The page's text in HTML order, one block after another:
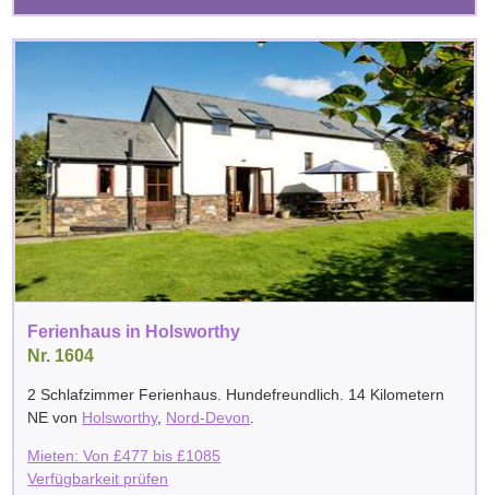
Ferienhaus in Holsworthy
Nr. 1604
2 Schlafzimmer Ferienhaus. Hundefreundlich. 14 Kilometern
NE von Holsworthy, Nord-Devon
Mieten: Von£477 bis£1085
Verfügbarkeit prüfen